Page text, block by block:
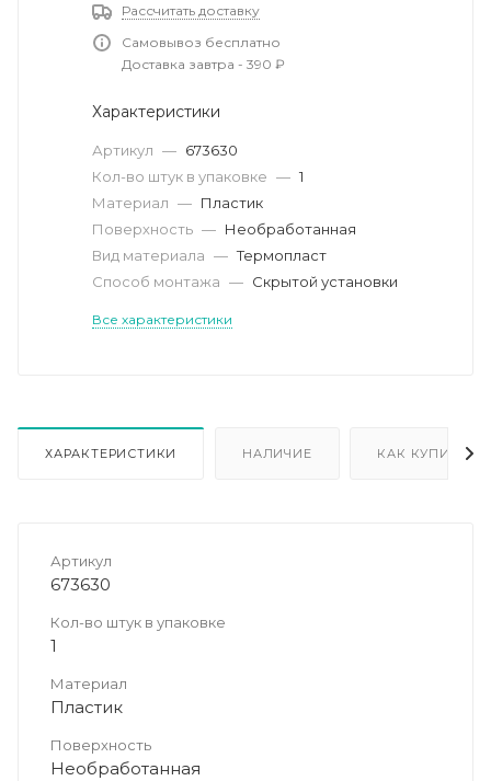
Рассчитать доставку
Самовывоз бесплатно
Доставка завтра - 390 ₽
Характеристики
Артикул — 673630
Кол-во штук в упаковке — 1
Материал — Пластик
Поверхность — Необработанная
Вид материала — Термопласт
Способ монтажа — Скрытой установки
Все характеристики
ХАРАКТЕРИСТИКИ НАЛИЧИЕ КАК КУПИТЬ
Артикул
673630
Кол-во штук в упаковке
1
Материал
Пластик
Поверхность
Необработанная